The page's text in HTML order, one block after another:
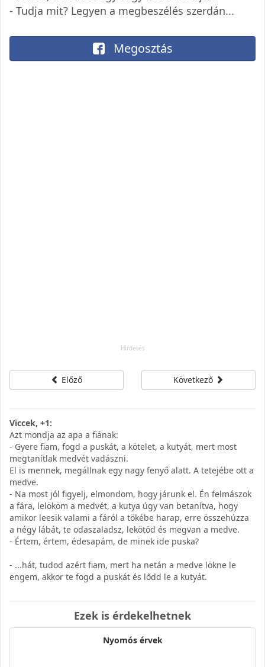
- Tudja mit? Legyen a megbeszélés szerdán...
Megosztás
Előző Következő
Viccek, +1:
Azt mondja az apa a fiának:
- Gyere fiam, fogd a puskát, a kötelet, a kutyát, mert most
megtanítlak medvét vadászni.
El is mennek, megállnak egy nagy fenyő alatt. A tetejébe ott a
medve.
- Na most jól figyelj, elmondom, hogy járunk el. Én felmászok
a fára, lelököm a medvét, a kutya úgy van betanítva, hogy
amikor leesik valami a fáról a tökébe harap, erre összehúzza
a négy lábát, te odaszaladsz, lekötöd és megvan a medve.
- Értem, értem, édesapám, de minek ide puska?
- ...hát, tudod azért fiam, mert ha netán a medve lökne le
engem, akkor te fogd a puskát és lődd le a kutyát.
Ezek is érdekelhetnek
Nyomós érvek